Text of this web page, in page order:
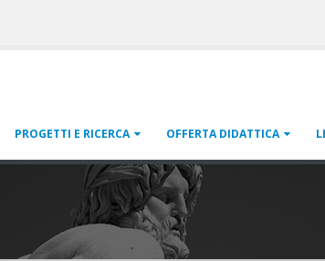
PROGETTI E RICERCA OFFERTA DIDATTICA